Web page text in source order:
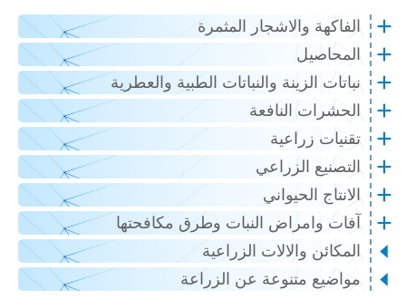
الفاكهة والاشجار المثمرة
المحاصيل
نباتات الزينة والنباتات الطبية والعطرية
الحشرات النافعة
تقنيات زراعية
التصنيع الزراعي
الانتاج الحيواني
آفات وامراض النبات وطرق مكافحتها
المكائن والالات الزراعية
مواضيع متنوعة عن الزراعة